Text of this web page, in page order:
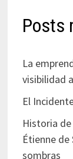
Posts
La
visibilidad
El
Historia
Étienne
sombras